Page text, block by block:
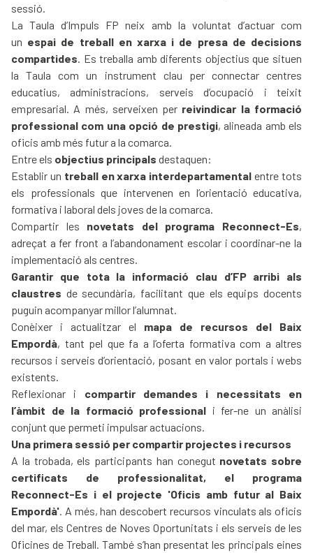
sessió.
La Taula d’Impuls FP neix amb la voluntat d’actuar com
un espai de treball en xarxa i de presa de decisions
compartides . Es treballa amb diferents objectius que situen
la Taula com un instrument clau per connectar centres
educatius, administracions, serveis d’ocupació i teixit
empresarial. A més, serveixen per reivindicar la formació
professional com una opció de prestigi, alineada amb els
oficis amb més futur a la comarca.
Entre els objectius principals destaquen:
Establir un treball en xarxa interdepartamentalentre tots
els professionals que intervenen en l’orientació educativa,
formativa i laboral dels joves de la comarca.
Compartir les novetats del programa Reconnect-Es,
adreçat a fer front a l’abandonament escolar i coordinar-ne la
implementació als centres.
Garantir que tota la informació clau d’FP arribi als
claustres de secundària, facilitant que els equips docents
puguin acompanyar millor l’alumnat.
Conèixer i actualitzar el mapa de recursos del Baix
Empordà, tant pel que fa a l’oferta formativa com a altres
recursos i serveis d’orientació, posant en valor portals i webs
existents.
Reflexionar i compartir demandes i necessitats en
l’àmbit de la formació professional i fer-ne un anàlisi
conjunt que permeti impulsar actuacions.
Una primera sessió per compartir projectes i recursos
A la trobada, els participants han conegut novetats sobre
certificats de professionalitat, el programa
Reconnect-Es i el projecte 'Oficis amb futur al Baix
Empordà' . A més, han descobert recursos vinculats als oficis
del mar, els Centres de Noves Oportunitats i els serveis de les
Oficines de Treball. També s’han presentat les principals eines